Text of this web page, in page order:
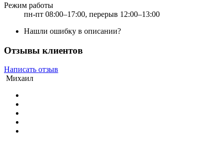
Режим работы
пн-пт 08:00–17:00, перерыв 12:00–13:00
Нашли ошибку в описании?
Отзывы клиентов
Написать отзыв
Михаил